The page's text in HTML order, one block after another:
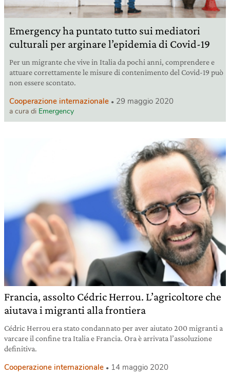
Emergency ha puntato tutto sui mediatori
culturali per arginare l’epidemia di Covid-19
Per un migrante che vive in Italia da pochi anni, comprendere e
attuare correttamente le misure di contenimento del Covid-19 può
non essere scontato.
Cooperazione internazionale 29 maggio 2020
a cura di Emergency
Francia, assolto Cédric Herrou. L’agricoltore che
aiutava i migranti alla frontiera
Cédric Herrou era stato condannato per aver aiutato 200 migranti a
varcare il confine tra Italia e Francia. Ora è arrivata l’assoluzione
definitiva.
Cooperazione internazionale 14 maggio 2020